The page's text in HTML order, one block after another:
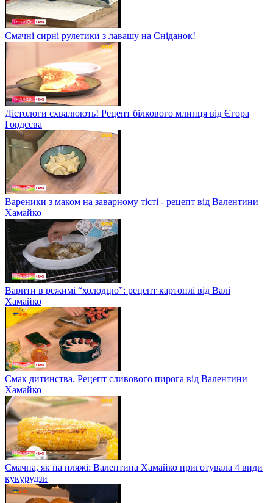
Смачні сирні рулетики з лавашу на Сніданок!
Дієтологи схвалюють! Рецепт білкового млинця від Єгора
Гордєєва
Вареники з маком на заварному тісті - рецепт від Валентини
Хамайко
Варити в режимі “холодцю”: рецепт картоплі від Валі
Хамайко
Смак дитинства. Рецепт сливового пирога від Валентини
Хамайко
Смачна, як на пляжі: Валентина Хамайко приготувала 4 види
кукурудзи